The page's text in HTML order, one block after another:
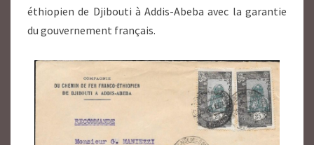
éthiopien de Djibouti à Addis-Abeba avec la garantie
du gouvernement français.